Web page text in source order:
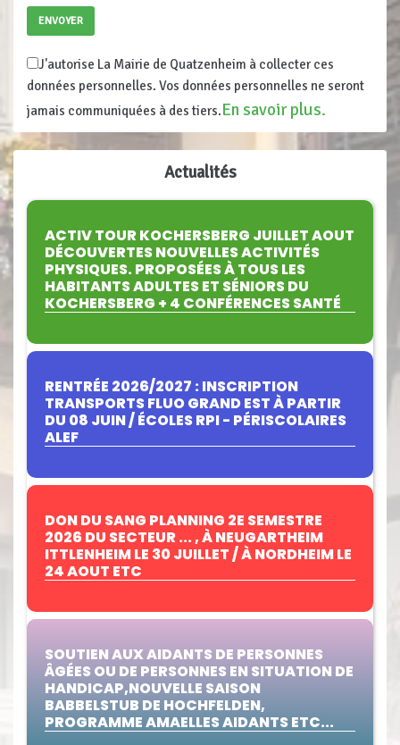
J'autorise La Mairie de Quatzenheim à collecter ces
données personnelles. Vos données personnelles ne seront
jamais communiquées à des tiers.En savoir plus.
Actualités
ACTIV TOUR KOCHERSBERG JUILLET AOUT
DÉCOUVERTES NOUVELLES ACTIVITÉS
PHYSIQUES. PROPOSÉES À TOUS LES
HABITANTS ADULTES ET SÉNIORS DU
KOCHERSBERG + 4 CONFÉRENCES SANTÉ
RENTRÉE 2026/2027 : INSCRIPTION
TRANSPORTS FLUO GRAND EST À PARTIR
DU 08 JUIN / ÉCOLES RPI - PÉRISCOLAIRES
ALEF
DON DU SANG PLANNING 2E SEMESTRE
2026 DU SECTEUR ... , À NEUGARTHEIM
ITTLENHEIM LE 30 JUILLET / À NORDHEIM LE
24 AOUT ETC
SOUTIEN AUX AIDANTS DE PERSONNES
ÂGÉES OU DE PERSONNES EN SITUATION DE
HANDICAP,NOUVELLE SAISON
BABBELSTUB DE HOCHFELDEN,
PROGRAMME AMAELLES AIDANTS ETC...